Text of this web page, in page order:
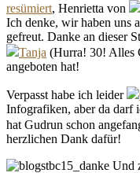
resümiert, Henrietta von
Ich denke, wir haben uns
gefreut. Danke an dieser
Tanja (Hurra! 30! Alles
angeboten hat!
Verpasst habe ich leider
Infografiken, aber da darf
hat Gudrun schon
herzlichen Dank dafür!
Und